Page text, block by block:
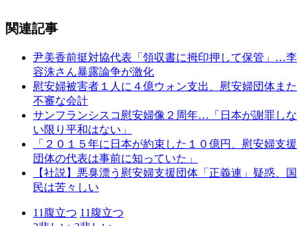
関連記事
尹美香前挺対協代表「領収書に拇印押して保管」…李
容洙さん暴露論争が激化
慰安婦被害者１人に４億ウォン支出、慰安婦団体また
不審な会計
サンフランシスコ慰安婦像２周年…「日本が謝罪しな
い限り平和はない」
「２０１５年に日本が約束した１０億円、慰安婦支援
団体の代表は事前に知っていた」
【社説】悪臭漂う慰安婦支援団体「正義連」疑惑、国
民は苦々しい
11 腹立つ 11 腹立つ